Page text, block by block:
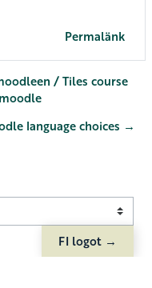
Permalänk
/ Tiles course
language choices →
FI logot →